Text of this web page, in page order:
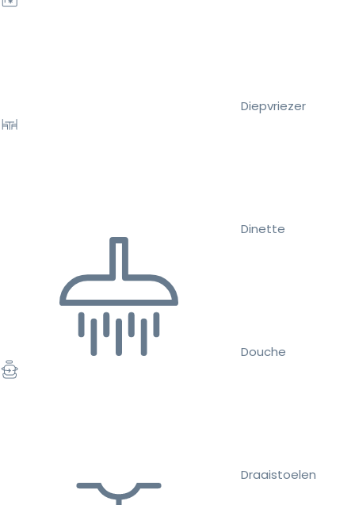
Diepvriezer
Dinette
Douche
Draaistoelen